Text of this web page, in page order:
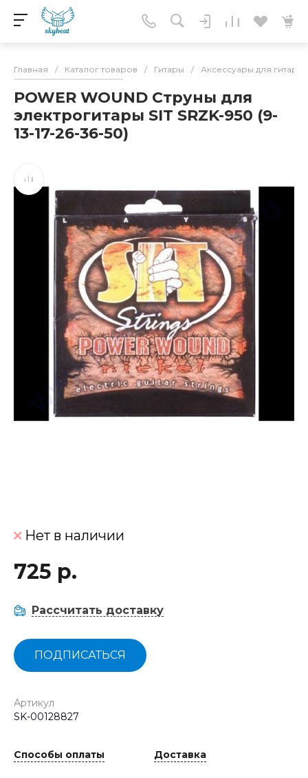
Главная / Каталог товаров / Гитары / Аксессуары для гитар
POWER WOUND Струны для
электрогитары SIT SRZK-950 (9-
13-17-26-36-50)
Нет в наличии
725 р.
Рассчитать доставку
ПОДПИСАТЬСЯ
Артикул
SK-00128827
Способы оплаты Доставка